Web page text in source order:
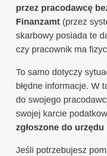
przez pracodawcę
Finanzamt (przez
skarbowy posiada te
czy pracownik ma
To samo dotyczy
błędne informacje. W
do swojego
swojej karcie
zgłoszone do
Jeśli potrzebujesz